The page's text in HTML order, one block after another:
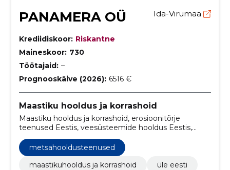
PANAMERA OÜ Ida-Virumaa
Krediidiskoor: Riskantne
Maineskoor: 730
Töötajaid: –
Prognooskäive (2026): 6516 €
Maastiku hooldus ja korrashoid
Maastiku hooldus ja korrashoid, erosioonitõrje
teenused Eestis, veesüsteemide hooldus Eestis,
drenaažisüsteemide hooldusteenused,
metsamaastiku haldamine, maastiku stabiliseerimine
Eestis, puhastus- ja praahi eemaldamise teenused,
Eesti erosioonitõrje, Kallaste kindlustamine,
metsahooldusteenused
maastikuhooldus ja korrashoid
üle eesti